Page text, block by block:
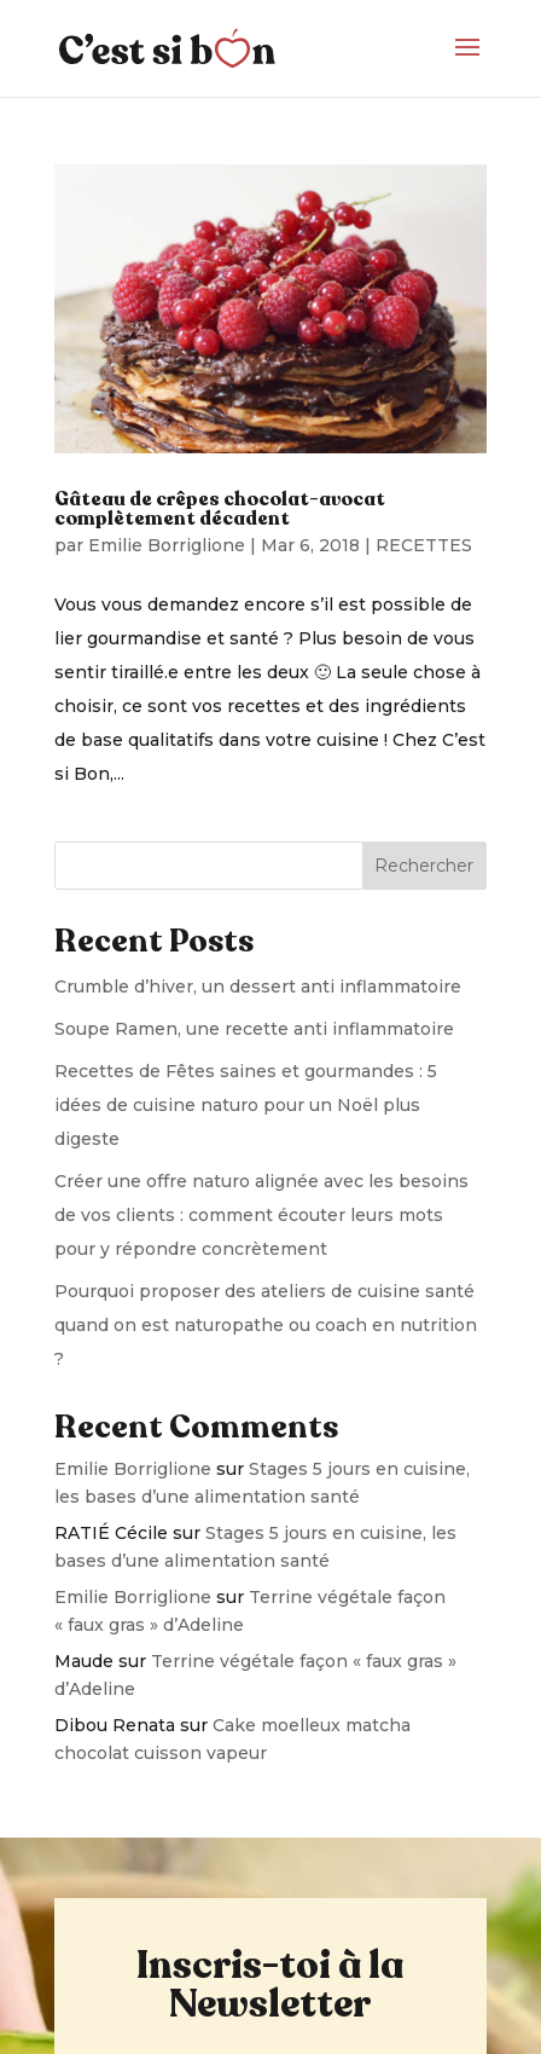
Gâteau de crêpes chocolat-avocat
complètement décadent
par Emilie Borriglione | Mar 6, 2018 | RECETTES
Vous vous demandez encore s’il est possible de
lier gourmandise et santé ? Plus besoin de vous
sentir tiraillé.e entre les deux 🙂 La seule chose à
choisir, ce sont vos recettes et des ingrédients
de base qualitatifs dans votre cuisine ! Chez C’est
si Bon,...
Rechercher
Recent Posts
Crumble d’hiver, un dessert anti inflammatoire
Soupe Ramen, une recette anti inflammatoire
Recettes de Fêtes saines et gourmandes : 5
idées de cuisine naturo pour un Noël plus
digeste
Créer une offre naturo alignée avec les besoins
de vos clients : comment écouter leurs mots
pour y répondre concrètement
Pourquoi proposer des ateliers de cuisine santé
quand on est naturopathe ou coach en nutrition
?
Recent Comments
Emilie Borriglione sur Stages 5 jours en cuisine,
les bases d’une alimentation santé
RATIÉ Cécile sur Stages 5 jours en cuisine, les
bases d’une alimentation santé
Emilie Borriglione sur Terrine végétale façon
« faux gras » d’Adeline
Maude sur Terrine végétale façon « faux gras »
d’Adeline
Dibou Renata sur Cake moelleux matcha
chocolat cuisson vapeur
Inscris-toi à la
Newsletter